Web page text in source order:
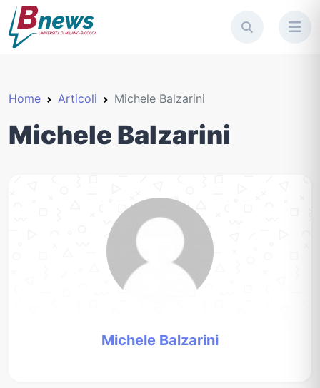
Home Articoli Michele Balzarini
Michele Balzarini
Michele Balzarini